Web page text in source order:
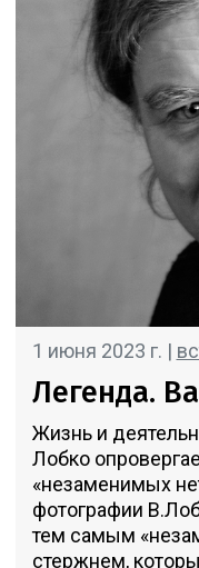
1 июня 2023 г. |
Легенда.
Жизнь и
Лобко
«незаменимых
фотографии
тем самым
стержнем,